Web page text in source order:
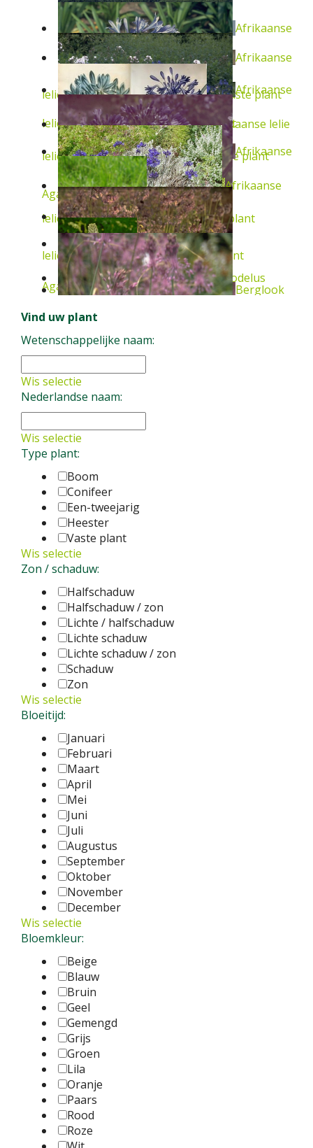
Afrikaanse
lelieAgapanthus africanus 'Albus'Vaste plant
Afrikaanse
lelieAgapanthus 'Donau'Vaste plant
Afrikaanse
lelieAgapanthus campanulatusVaste plant
Afrikaanse lelie
Agapanthus umbellatusVaste plant
Afrikaanse
lelieAgapanthus 'Blue Giant'Vaste plant
Afrikaanse
lelie Agapanthus africanusVaste plant
Afrikaanse lelie
Agapanthus 'Lilliput'Vaste plant
Amerikaanse look
AsphodelusAsphodelus
albus Vaste plant
Berglook
Allium carinatum subsp. pulchellum
Vind uw plant
Wetenschappelijke naam:
Wis selectie
Nederlandse naam:
Wis selectie
Type plant:
Boom
Conifeer
Een-tweejarig
Heester
Vaste plant
Wis selectie
Zon / schaduw:
Halfschaduw
Halfschaduw / zon
Lichte / halfschaduw
Lichte schaduw
Lichte schaduw / zon
Schaduw
Zon
Wis selectie
Bloeitijd:
Januari
Februari
Maart
April
Mei
Juni
Juli
Augustus
September
Oktober
November
December
Wis selectie
Bloemkleur:
Beige
Blauw
Bruin
Geel
Gemengd
Grijs
Groen
Lila
Oranje
Paars
Rood
Roze